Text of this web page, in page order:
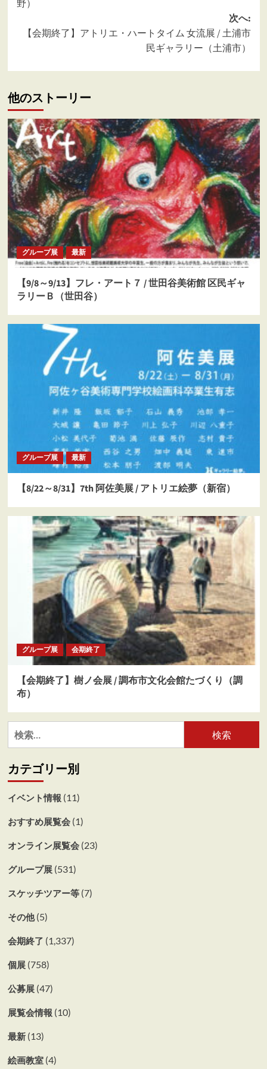
ナ
ビ
ー
シ
ョ
ン
野）
次へ:
【会期終了】アトリエ・ハートタイム 女流展 / 土浦市
民ギャラリー（土浦市）
他のストーリー
グループ展 最新
【9/8～9/13】フレ・アート７ / 世田谷美術館 区民ギャ
ラリーＢ（世田谷）
グループ展 最新
【8/22～8/31】7th 阿佐美展 / アトリエ絵夢（新宿）
グループ展 会期終了
【会期終了】樹ノ会展 / 調布市文化会館たづくり（調
布）
検
索:
カテゴリー別
イベント情報 (11)
おすすめ展覧会(1)
オンライン展覧会(23)
グループ展(531)
スケッチツアー等(7)
その他(5)
会期終了 (1,337)
個展(758)
公募展(47)
展覧会情報 (10)
最新(13)
絵画教室(4)